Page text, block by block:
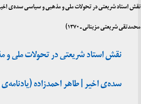
نقش استاد شریعتی در تحولات ملی و مذهبی و سیاسی سده‌ی اخیر
محمدتقی شریعتی مزینانی ـ ۱۳۷۰)
نقش استاد شریعتی در تحولات ملی
سده‌ی اخیر | طاهر احمدزاده